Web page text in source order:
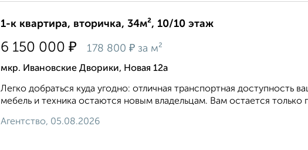
1-к квартира, вторичка, 34м², 10/10 этаж
6 150 000 ₽ 178 800 ₽ за м²
мкр. Ивановские Дворики, Новая 12а
Легко добраться куда угодно: отличная транспортная доступность
мебель и техника остаются новым владельцам. Вам остается только
Агентство, 05.08.2026